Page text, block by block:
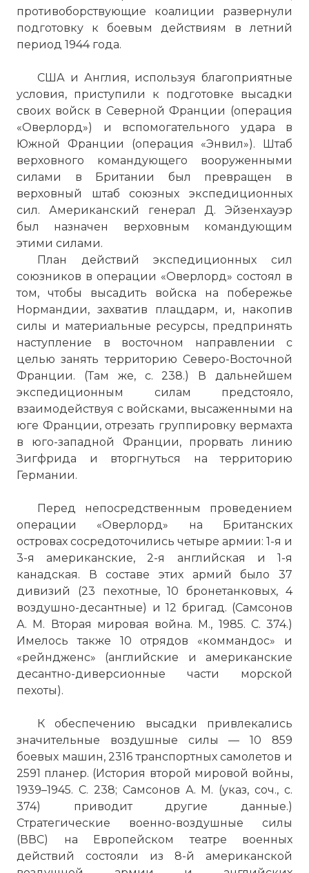
противоборствующие коалиции развернули
подготовку к боевым действиям в летний
период 1944 года.
США и Англия, используя благоприятные
условия, приступили к подготовке высадки
своих войск в Северной Франции (операция
«Оверлорд») и вспомогательного удара в
Южной Франции (операция «Энвил»). Штаб
верховного командующего вооруженными
силами в Британии был превращен в
верховный штаб союзных экспедиционных
сил. Американский генерал Д. Эйзенхауэр
был назначен верховным командующим
этими силами.
План действий экспедиционных сил
союзников в операции «Оверлорд» состоял в
том, чтобы высадить войска на побережье
Нормандии, захватив плацдарм, и, накопив
силы и материальные ресурсы, предпринять
наступление в восточном направлении с
целью занять территорию Северо-Восточной
Франции. (Там же, с. 238.) В дальнейшем
экспедиционным силам предстояло,
взаимодействуя с войсками, высаженными на
юге Франции, отрезать группировку вермахта
в юго-западной Франции, прорвать линию
Зигфрида и вторгнуться на территорию
Германии.
Перед непосредственным проведением
операции «Оверлорд» на Британских
островах сосредоточились четыре армии: 1-я и
3-я американские, 2-я английская и 1-я
канадская. В составе этих армий было 37
дивизий (23 пехотные, 10 бронетанковых, 4
воздушно-десантные) и 12 бригад. (Самсонов
А. М. Вторая мировая война. М., 1985. С. 374.)
Имелось также 10 отрядов «коммандос» и
«рейндженс» (английские и американские
десантно-диверсионные части морской
пехоты).
К обеспечению высадки привлекались
значительные воздушные силы — 10 859
боевых машин, 2316 транспортных самолетов и
2591 планер. (История второй мировой войны,
1939–1945. С. 238; Самсонов А. М. (указ, соч., с.
374) приводит другие данные.)
Стратегические военно-воздушные силы
(ВВС) на Европейском театре военных
действий состояли из 8-й американской